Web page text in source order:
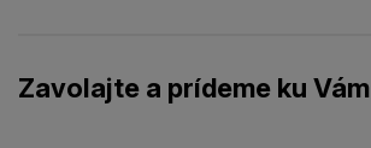
Zavolajte a prídeme ku Vám